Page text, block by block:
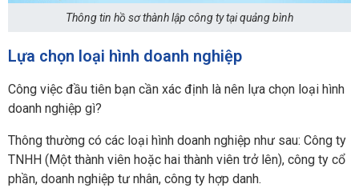
Thông tin hồ sơ thành lập công ty tại quảng bình
Lựa chọn loại hình doanh nghiệp
Công việc đầu tiên bạn cần xác định là nên lựa chọn loại hình
doanh nghiệp gì?
Thông thường có các loại hình doanh nghiệp như sau: Công ty
TNHH (Một thành viên hoặc hai thành viên trở lên), công ty cổ
phần, doanh nghiệp tư nhân, công ty hợp danh.